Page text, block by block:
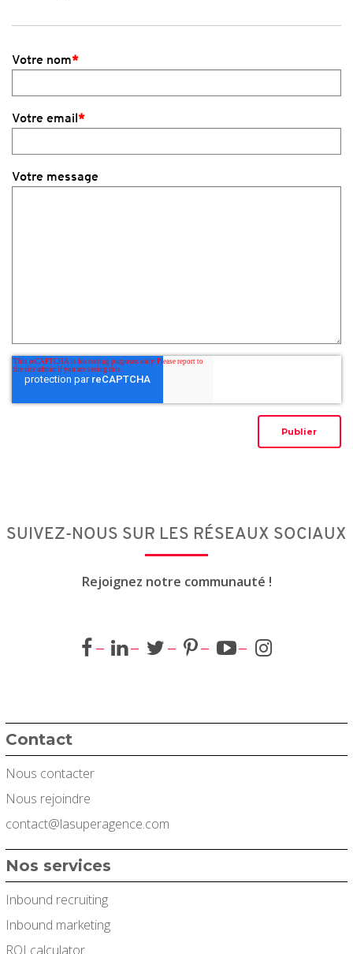
Votre nom*
Votre email*
Votre message
SUIVEZ-NOUS SUR LES RÉSEAUX SOCIAUX
Rejoignez notre communauté !
Contact
Nous contacter
Nous rejoindre
contact@lasuperagence.com
Nos services
Inbound recruiting
Inbound marketing
ROI calculator